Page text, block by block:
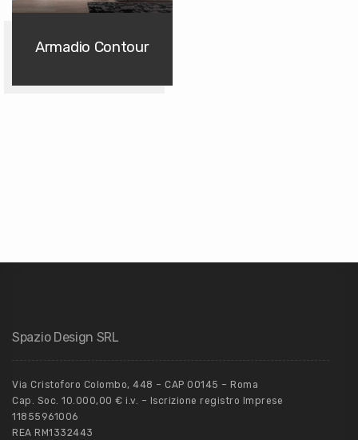
Armadio Contour
Spazio Design SRL
Via Cristoforo Colombo, 448 – CAP 00145 – Roma
Cap. Soc. 10.000,00 € i.v. – Iscrizione registro Imprese
11855961006
REA RM1332443